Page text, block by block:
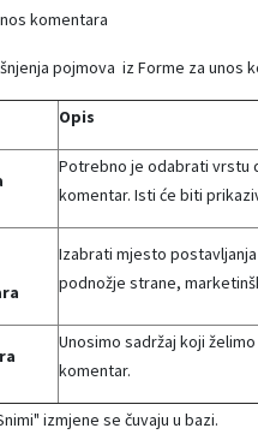
komentara
pojmova iz Forme za unos
Opis
Potrebno je odabrati vrstu
komentar. Isti će biti
Izabrati mjesto
podnožje strane,
Unosimo sadržaj koji
komentar.
izmjene se čuvaju u bazi.